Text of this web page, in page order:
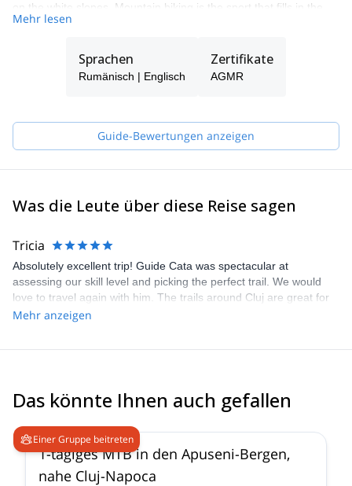
on the white slopes. Mountain biking is the sport that fills in the
summer days, when snow is missing. Shredding up and down the
Climbing is what challenges me to overcome my limits and makes
me want to become better and better. And, last, but not least,
I am trying to seed my passions in the hearts of youngsters and
when I am not guiding I am working with children in MTB, ski,
you the great beauty of the Romanian mountains and offer you a
memorable adventure.
Mehr lesen
Sprachen
Rumänisch | Englisch
Zertifikate
AGMR
Guide-Bewertungen anzeigen
Was die Leute über diese Reise sagen
Tricia
Absolutely excellent trip! Guide Cata was spectacular at
assessing our skill level and picking the perfect trail. We would
love to travel again with him. The trails around Cluj are great for
MTB. I was less impressed with the ExploreShare interface. It
Mehr anzeigen
Das könnte Ihnen auch gefallen
Einer Gruppe beitreten
1-tägiges MTB in den Apuseni-Bergen,
nahe Cluj-Napoca